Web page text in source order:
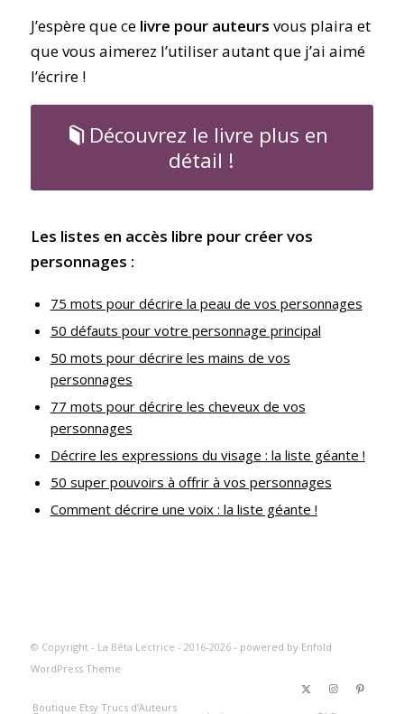
J’espère que celivre pour auteurs vous plaira et
que vous aimerez l’utiliser autant que j’ai aimé
l’écrire !
Découvrez le livre plus en
détail !
Les listes en accès libre pour créer vos
personnages :
75 mots pour décrire la peau de vos personnages
50 défauts pour votre personnage principal
50 mots pour décrire les mains de vos
personnages
77 mots pour décrire les cheveux de vos
personnages
Décrire les expressions du visage : la liste géante !
50 super pouvoirs à offrir à vos personnages
Comment décrire une voix : la liste géante !
© Copyright - La Bêta Lectrice - 2016-2026 - powered by Enfold
WordPress Theme
Boutique Etsy Trucs d’Auteurs